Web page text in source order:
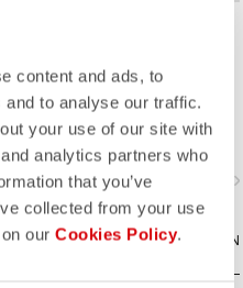
content and ads, to
to analyse our traffic.
your use of our site with
analytics partners who
that you’ve
collected from your use
our Cookies Policy.
„Weniger ist mehr”, so lautet das
Konzept hinter dieser Bibtight. Mit
hochwertigen Stoffen, einem
weichen Sitzpolster und reduzierten
Nähten hält diese überaus bequeme
Tight Sie auch an den kältesten
Tagen angenehm warm.
VERGLEICHEN